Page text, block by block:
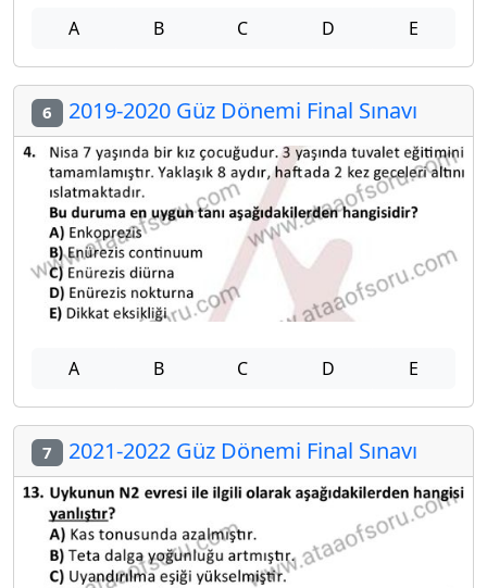
A B C D E
6 2019-2020 Güz Dönemi Final Sınavı
A B C D E
7 2021-2022 Güz Dönemi Final Sınavı